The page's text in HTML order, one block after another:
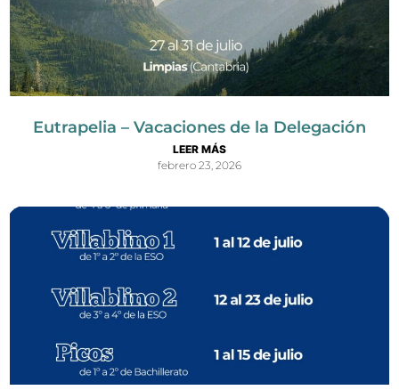
Eutrapelia – Vacaciones de la Delegación
LEER MÁS
febrero 23, 2026